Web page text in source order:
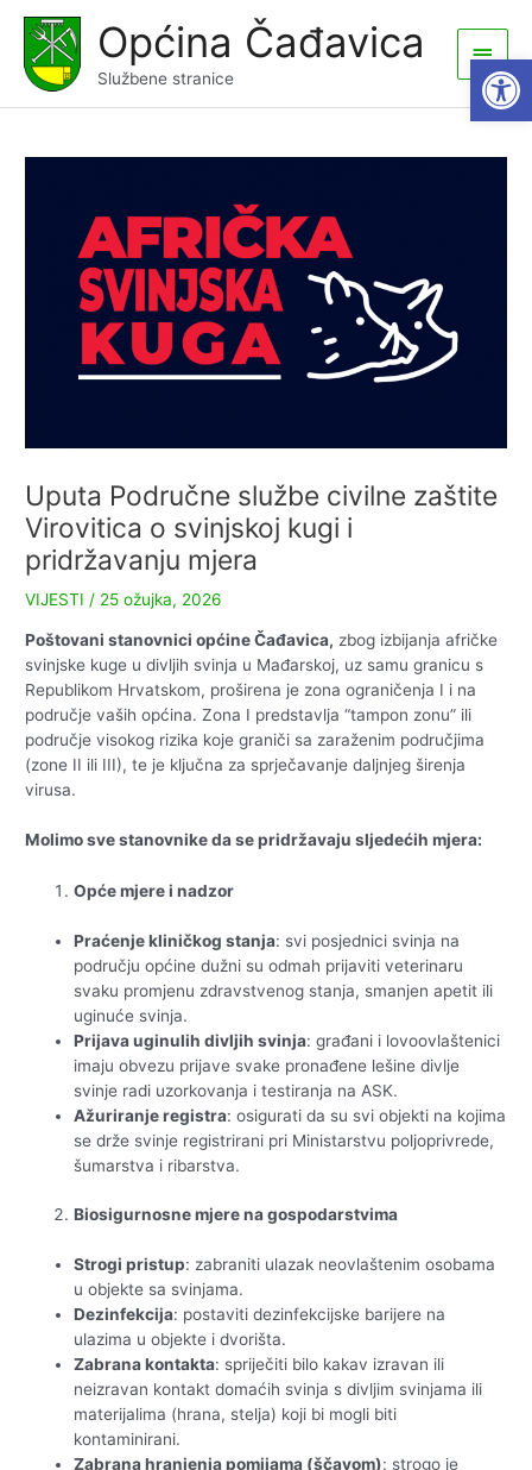
content
Općina Čađavica
Službene stranice
Main
Menu
Uputa Područne službe civilne zaštite
Virovitica o svinjskoj kugi i
pridržavanju mjera
VIJESTI / 25 ožujka, 2026
Poštovani stanovnici općine Čađavica, zbog izbijanja afričke
svinjske kuge u divljih svinja u Mađarskoj, uz samu granicu s
Republikom Hrvatskom, proširena je zona ograničenja I i na
područje vaših općina. Zona I predstavlja “tampon zonu” ili
područje visokog rizika koje graniči sa zaraženim područjima
(zone II ili III), te je ključna za sprječavanje daljnjeg širenja
virusa.
Molimo sve stanovnike da se pridržavaju sljedećih mjera:
Opće mjere i nadzor
Praćenje kliničkog stanja: svi posjednici svinja na
području općine dužni su odmah prijaviti veterinaru
svaku promjenu zdravstvenog stanja, smanjen apetit ili
uginuće svinja.
Prijava uginulih divljih svinja: građani i lovoovlaštenici
imaju obvezu prijave svake pronađene lešine divlje
svinje radi uzorkovanja i testiranja na ASK.
Ažuriranje registra: osigurati da su svi objekti na kojima
se drže svinje registrirani pri Ministarstvu poljoprivrede,
šumarstva i ribarstva.
Biosigurnosne mjere na gospodarstvima
Strogi pristup: zabraniti ulazak neovlaštenim osobama
u objekte sa svinjama.
Dezinfekcija: postaviti dezinfekcijske barijere na
ulazima u objekte i dvorišta.
Zabrana kontakta: spriječiti bilo kakav izravan ili
neizravan kontakt domaćih svinja s divljim svinjama ili
materijalima (hrana, stelja) koji bi mogli biti
kontaminirani.
Zabrana hranjenja pomijama (ščavom): strogo je